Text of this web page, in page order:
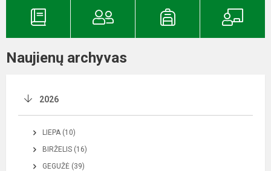
Naujienų archyvas
2026
LIEPA (10)
BIRŽELIS (16)
GEGUŽĖ (39)